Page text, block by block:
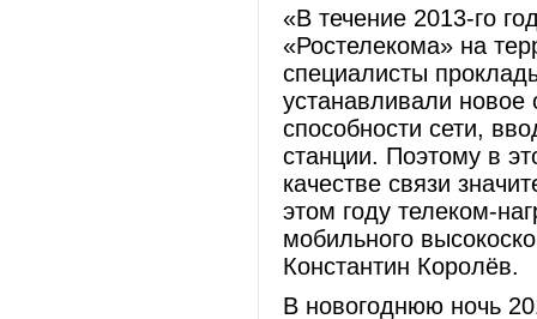
«В течение 2013-го
«Ростелекома» на
специалисты
устанавливали новое
способности сети,
станции. Поэтому в
качестве связи
этом году телеком-
мобильного
Константин Королёв.
В новогоднюю ночь